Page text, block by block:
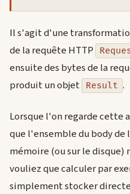
Il s'agit d'une
de la requête HTTP
ensuite des bytes de la
produit un objet Result .
Lorsque l'on regarde cette
que l'ensemble du body
mémoire (ou sur le disque)
vouliez que calculer par
simplement stocker